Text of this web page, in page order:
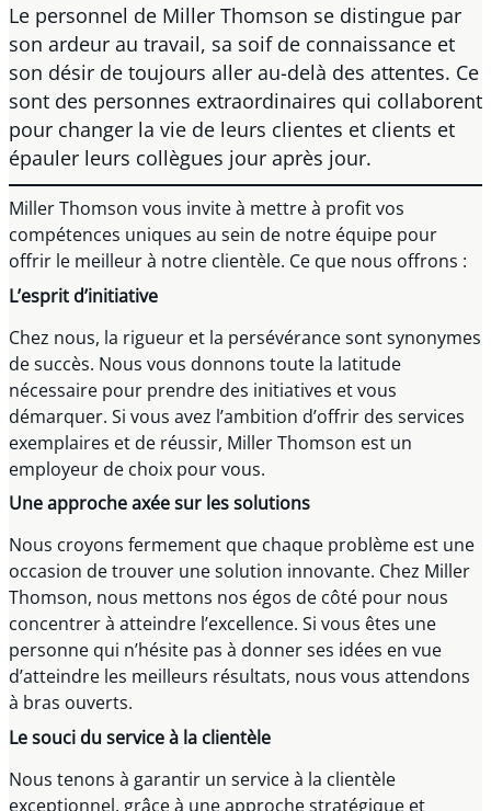
Le personnel de Miller Thomson se distingue par
son ardeur au travail, sa soif de connaissance et
son désir de toujours aller au-delà des attentes. Ce
sont des personnes extraordinaires qui collaborent
pour changer la vie de leurs clientes et clients et
épauler leurs collègues jour après jour.
Miller Thomson vous invite à mettre à profit vos
compétences uniques au sein de notre équipe pour
offrir le meilleur à notre clientèle. Ce que nous offrons :
L’esprit d’initiative
Chez nous, la rigueur et la persévérance sont synonymes
de succès. Nous vous donnons toute la latitude
nécessaire pour prendre des initiatives et vous
démarquer. Si vous avez l’ambition d’offrir des services
exemplaires et de réussir, Miller Thomson est un
employeur de choix pour vous.
Une approche axée sur les solutions
Nous croyons fermement que chaque problème est une
occasion de trouver une solution innovante. Chez Miller
Thomson, nous mettons nos égos de côté pour nous
concentrer à atteindre l’excellence. Si vous êtes une
personne qui n’hésite pas à donner ses idées en vue
d’atteindre les meilleurs résultats, nous vous attendons
à bras ouverts.
Le souci du service à la clientèle
Nous tenons à garantir un service à la clientèle
exceptionnel, grâce à une approche stratégique et